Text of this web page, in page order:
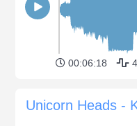
00:06:18
Unicorn Heads -